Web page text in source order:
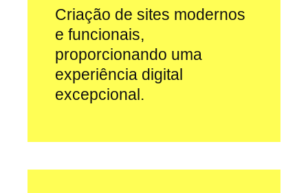
Criação de sites modernos
e funcionais,
proporcionando uma
experiência digital
excepcional.